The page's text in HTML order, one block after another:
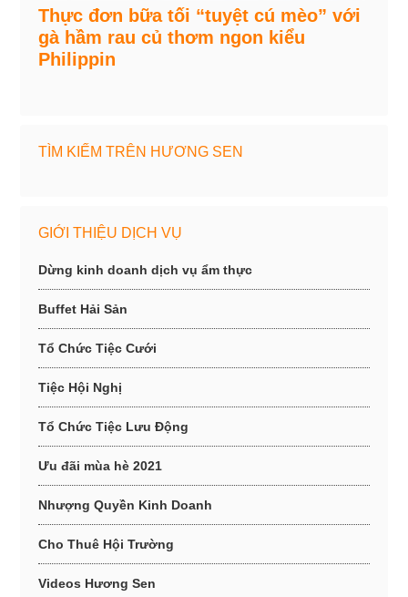
Thực đơn bữa tối “tuyệt cú mèo” với
gà hầm rau củ thơm ngon kiểu
Philippin
TÌM KIẾM TRÊN HƯƠNG SEN
GIỚI THIỆU DỊCH VỤ
Dừng kinh doanh dịch vụ ẩm thực
Buffet Hải Sản
Tổ Chức Tiệc Cưới
Tiệc Hội Nghị
Tổ Chức Tiệc Lưu Động
Ưu đãi mùa hè 2021
Nhượng Quyền Kinh Doanh
Cho Thuê Hội Trường
Videos Hương Sen